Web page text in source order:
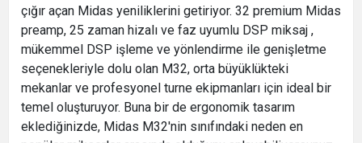
çığır açan Midas yeniliklerini getiriyor. 32 premium Midas
preamp, 25 zaman hizalı ve faz uyumlu DSP miksaj ,
mükemmel DSP işleme ve yönlendirme ile genişletme
seçenekleriyle dolu olan M32, orta büyüklükteki
mekanlar ve profesyonel turne ekipmanları için ideal bir
temel oluşturuyor. Buna bir de ergonomik tasarım
eklediğinizde, Midas M32'nin sınıfındaki neden en